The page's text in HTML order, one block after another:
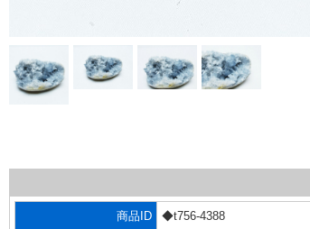
商品ID ◆t756-4388